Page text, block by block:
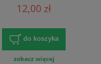
12,00 zł
do koszyka
zobacz więcej